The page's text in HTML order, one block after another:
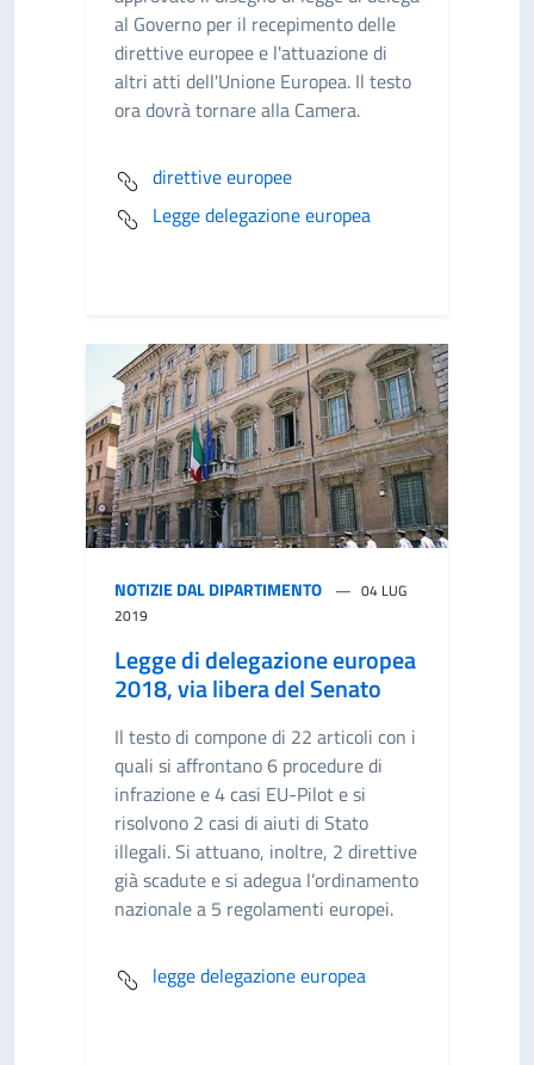
al Governo per il recepimento delle
direttive europee e l'attuazione di
altri atti dell'Unione Europea. Il testo
ora dovrà tornare alla Camera.
direttive europee
Legge delegazione europea
NOTIZIE DAL DIPARTIMENTO
04 LUG
2019
Legge di delegazione europea
2018, via libera del Senato
Il testo di compone di 22 articoli con i
quali si affrontano 6 procedure di
infrazione e 4 casi EU-Pilot e si
risolvono 2 casi di aiuti di Stato
illegali. Si attuano, inoltre, 2 direttive
già scadute e si adegua l’ordinamento
nazionale a 5 regolamenti europei.
legge delegazione europea